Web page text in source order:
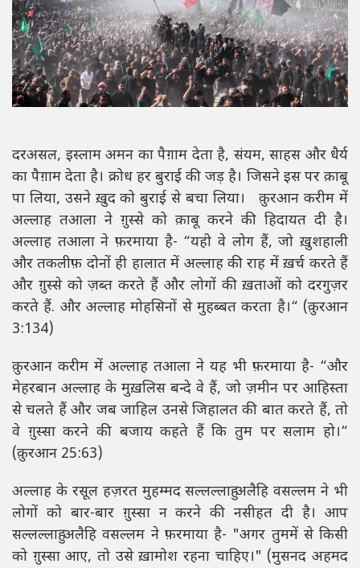
दरअसल, इस्लाम अमन का पैग़ाम देता है, संयम, साहस और धैर्य
का पैग़ाम देता है। क्रोध हर बुराई की जड़ है। जिसने इस पर क़ाबू
पा लिया, उसने ख़ुद को बुराई से बचा लिया। क़ुरआन करीम में
अल्लाह तआला ने ग़ुस्से को क़ाबू करने की हिदायत दी है।
अल्लाह तआला ने फ़रमाया है- “यही वे लोग हैं, जो ख़ुशहाली
और तकलीफ़ दोनों ही हालात में अल्लाह की राह में ख़र्च करते हैं
और ग़ुस्से को ज़ब्त करते हैं और लोगों की ख़ताओं को दरगुज़र
करते हैं. और अल्लाह मोहसिनों से मुहब्बत करता है।“ (क़ुरआन
3:134)
क़ुरआन करीम में अल्लाह तआला ने यह भी फ़रमाया है- “और
मेहरबान अल्लाह के मुख़लिस बन्दे वे हैं, जो ज़मीन पर आहिस्ता
से चलते हैं और जब जाहिल उनसे जिहालत की बात करते हैं, तो
वे ग़ुस्सा करने की बजाय कहते हैं कि तुम पर सलाम हो।“
(क़ुरआन 25:63)
अल्लाह के रसूल हज़रत मुहम्मद सल्लल्लाहु अलैहि वसल्लम ने भी
लोगों को बार-बार ग़ुस्सा न करने की नसीहत दी है। आप
सल्लल्लाहु अलैहि वसल्लम ने फ़रमाया है- "अगर तुममें से किसी
को ग़ुस्सा आए, तो उसे ख़ामोश रहना चाहिए।" (मुसनद अहमद